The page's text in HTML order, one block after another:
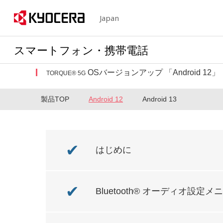
Japan
スマートフォン・携帯電話
TORQUE® 5G OSバージョンアップ 「 Android 12 」
製品TOP Android 12 Android 13
✔ はじめに
✔ Bluetooth® オーディオ設定メ